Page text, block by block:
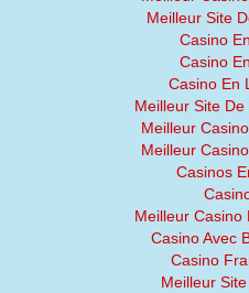
Meilleur Site
Casino
Casino
Casino En
Meilleur Site
Meilleur
Meilleur
Casinos
Meilleur Casino
Casino Avec
Casino
Meilleur